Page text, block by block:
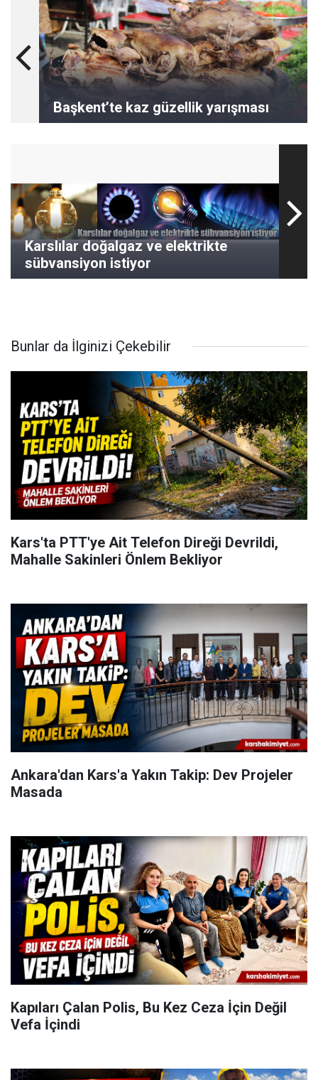
Başkent’te kaz güzellik yarışması
Karslılar doğalgaz ve elektrikte
sübvansiyon istiyor
Bunlar da İlginizi Çekebilir
Kars'ta PTT'ye Ait Telefon Direği Devrildi,
Mahalle Sakinleri Önlem Bekliyor
Ankara'dan Kars'a Yakın Takip: Dev Projeler
Masada
Kapıları Çalan Polis, Bu Kez Ceza İçin Değil
Vefa İçindi